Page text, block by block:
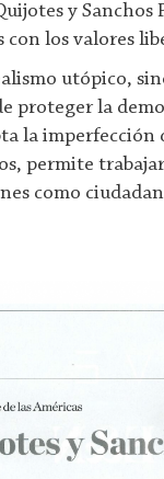
y Sanchos
los valores
utópico,
proteger la
la imperfección
permite
como